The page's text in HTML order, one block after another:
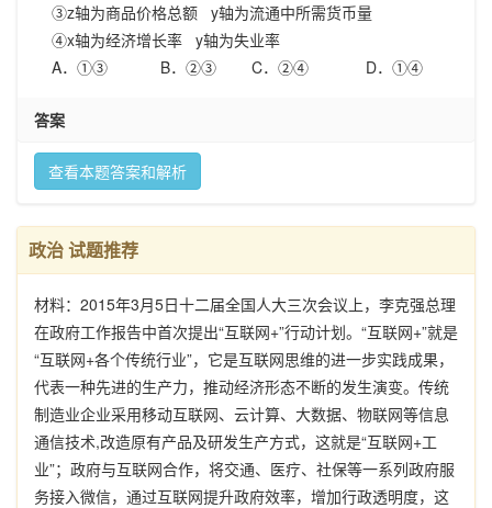
③z轴为商品价格总额 y轴为流通中所需货币量
④x轴为经济增长率 y轴为失业率
A．①③ B．②③ C．②④ D．①④
答案
查看本题答案和解析
政治 试题推荐
材料：2015年3月5日十二届全国人大三次会议上，李克强总理
在政府工作报告中首次提出“互联网+”行动计划。“互联网+”就是
“互联网+各个传统行业”，它是互联网思维的进一步实践成果，
代表一种先进的生产力，推动经济形态不断的发生演变。传统
制造业企业采用移动互联网、云计算、大数据、物联网等信息
通信技术,改造原有产品及研发生产方式，这就是“互联网+工
业”；政府与互联网合作，将交通、医疗、社保等一系列政府服
务接入微信，通过互联网提升政府效率，增加行政透明度，这